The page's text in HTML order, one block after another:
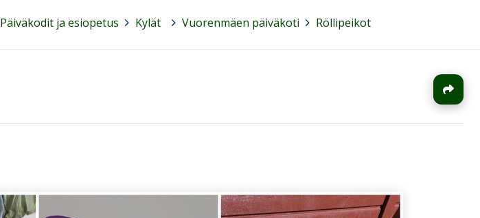
Päiväkodit ja esiopetus Kylät Vuorenmäen päiväkoti Röllipeikot